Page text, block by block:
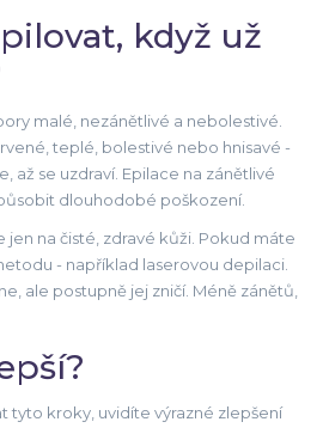
když už
malé, nezánětlivé a nebolestivé.
teplé, bolestivé nebo hnisavé -
až se uzdraví. Epilace na zánětlivé
dlouhodobé poškození.
jen na čisté, zdravé kůži. Pokud máte
- například laserovou depilaci.
ale postupně jej zničí. Méně zánětů,
tyto kroky, uvidíte výrazné zlepšení